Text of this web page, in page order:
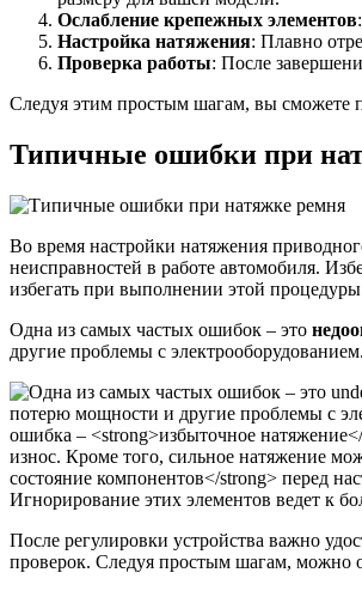
Ослабление крепежных элементов
Настройка натяжения: Плавно
Проверка работы: После
Следуя этим простым шагам, вы сможете
Типичные ошибки при
Во время настройки натяжения
неисправностей в работе автомобиля.
избегать при выполнении этой
Одна из самых частых ошибок – это
другие проблемы с
После регулировки устройства важно
проверок. Следуя простым шагам, можно